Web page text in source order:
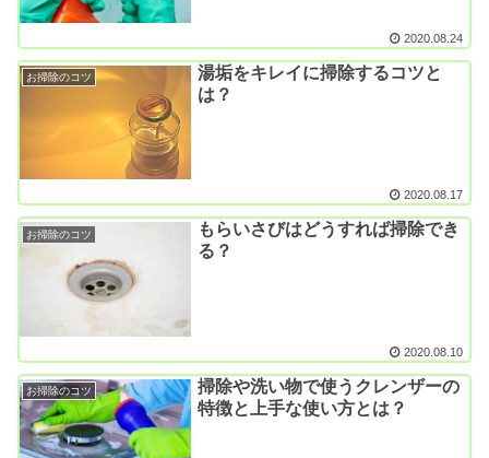
2020.08.24
お掃除のコツ
湯垢をキレイに掃除するコツと
は？
2020.08.17
お掃除のコツ
もらいさびはどうすれば掃除でき
る？
2020.08.10
お掃除のコツ
掃除や洗い物で使うクレンザーの
特徴と上手な使い方とは？